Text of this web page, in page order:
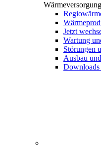
Wärmeversorgung
Jetzt
Wartung
Störungen
Ausbau